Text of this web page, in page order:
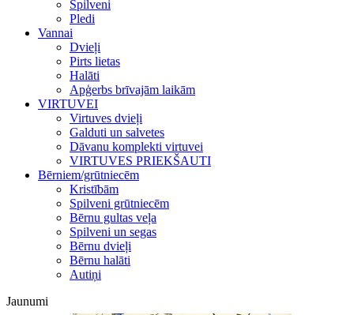
Spilveni
Pledi
Vannai
Dvieļi
Pirts lietas
Halāti
Apģerbs brīvajām laikām
VIRTUVEI
Virtuves dvieļi
Galduti un salvetes
Dāvanu komplekti virtuvei
VIRTUVES PRIEKŠAUTI
Bērniem/grūtniecēm
Kristībām
Spilveni grūtniecēm
Bērnu gultas veļa
Spilveni un segas
Bērnu dvieļi
Bērnu halāti
Autiņi
Jaunumi